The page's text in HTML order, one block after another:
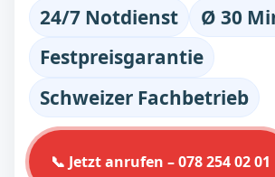
24/7 Notdienst
Ø 30
Festpreisgarantie
Schweizer Fachbetrieb
📞 Jetzt anrufen – 078 254 02 01